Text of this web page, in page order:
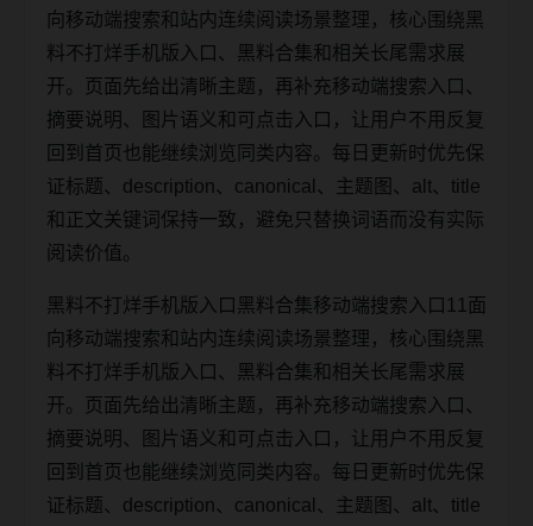
向移动端搜索和站内连续阅读场景整理，核心围绕黑
料不打烊手机版入口、黑料合集和相关长尾需求展
开。页面先给出清晰主题，再补充移动端搜索入口、
摘要说明、图片语义和可点击入口，让用户不用反复
回到首页也能继续浏览同类内容。每日更新时优先保
证标题、description、canonical、主题图、alt、title
和正文关键词保持一致，避免只替换词语而没有实际
阅读价值。
黑料不打烊手机版入口黑料合集移动端搜索入口11面
向移动端搜索和站内连续阅读场景整理，核心围绕黑
料不打烊手机版入口、黑料合集和相关长尾需求展
开。页面先给出清晰主题，再补充移动端搜索入口、
摘要说明、图片语义和可点击入口，让用户不用反复
回到首页也能继续浏览同类内容。每日更新时优先保
证标题、description、canonical、主题图、alt、title